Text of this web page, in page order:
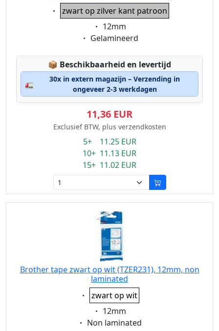
Eigenschaft:
zwart op zilver kant patroon
Eigenschaft:
12mm
Eigenschaft:
Gelamineerd
📦 Lagerstatus:
Beschikbaarheid en levertijd
🚛
30x in extern magazijn – Verzending in
ongeveer 2-3 werkdagen
11,36 EUR
Exclusief BTW, plus verzendkosten
5+ 11.25 EUR
10+ 11.13 EUR
15+ 11.02 EUR
Brother tape zwart op wit (TZER231), 12mm, non
laminated
Eigenschaft:
zwart op wit
Eigenschaft:
12mm
Eigenschaft:
Non laminated